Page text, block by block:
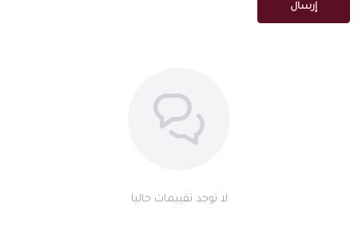
إرسال
لا توجد تقييمات حاليا